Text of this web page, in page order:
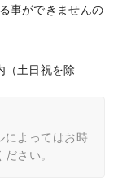
事ができませんの
（土日祝を除
によってはお時
さい。